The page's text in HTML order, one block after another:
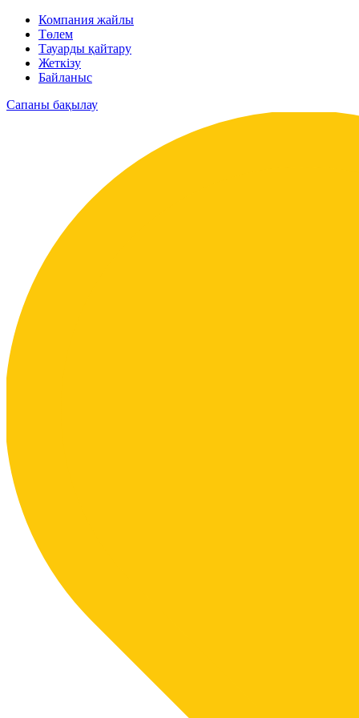
Компания жайлы
Төлем
Тауарды қайтару
Жеткізу
Байланыс
Сапаны бақылау